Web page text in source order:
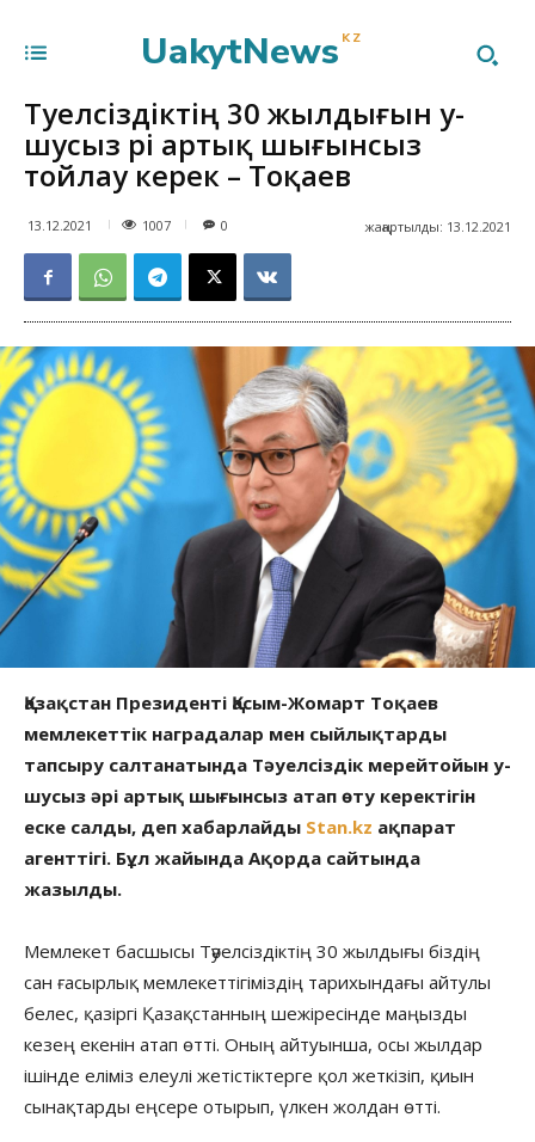
UakytNews KZ
Тәуелсіздіктің 30 жылдығын у-
шусыз әрі артық шығынсыз
тойлау керек – Тоқаев
13.12.2021 1007 жаңартылды: 13.12.2021
0
Қазақстан Президенті Қасым-Жомарт Тоқаев
мемлекеттік наградалар мен сыйлықтарды
тапсыру салтанатында Тәуелсіздік мерейтойын у-
шусыз әрі артық шығынсыз атап өту керектігін
еске салды, деп хабарлайды Stan.kz ақпарат
агенттігі. Бұл жайында Ақорда сайтында
жазылды.
Мемлекет басшысы Тәуелсіздіктің 30 жылдығы біздің
сан ғасырлық мемлекеттігіміздің тарихындағы айтулы
белес, қазіргі Қазақстанның шежіресінде маңызды
кезең екенін атап өтті. Оның айтуынша, осы жылдар
ішінде еліміз елеулі жетістіктерге қол жеткізіп, қиын
сынақтарды еңсере отырып, үлкен жолдан өтті.